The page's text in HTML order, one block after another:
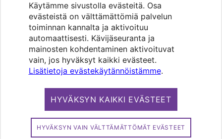
Käytämme sivustolla evästeitä. Osa
evästeistä on välttämättömiä palvelun
toiminnan kannalta ja aktivoituu
automaattisesti. Kävijäseuranta ja
mainosten kohdentaminen aktivoituvat
vain, jos hyväksyt kaikki evästeet.
Lisätietoja evästekäytännöistämme.
HYVÄKSYN KAIKKI EVÄSTEET
HYVÄKSYN VAIN VÄLTTÄMÄTTÖMÄT EVÄSTEET
MENOHAKU
Pääkaupunkiseudun evankelis-
luterilaisten seurakuntien media.
Copyright 2026. Kirkko ja kaupunki. All
rights reserved.